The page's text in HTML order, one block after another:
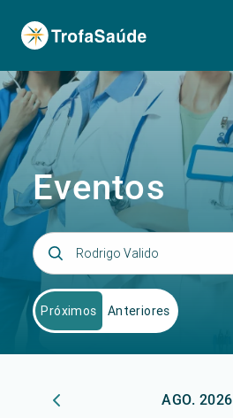
Eventos
Próximos Anteriores
AGO. 2026